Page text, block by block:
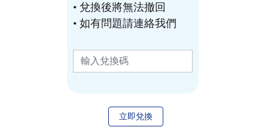
• 兌換後將無法撤回
• 如有問題請連絡我們
立即兌換